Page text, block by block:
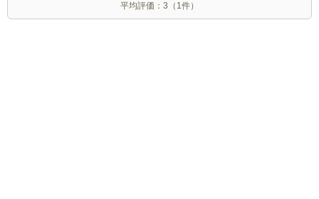
平均評価： 3 （ 1件）